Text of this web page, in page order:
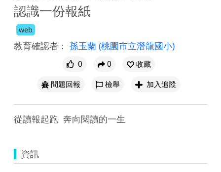
認識一份報紙
web
教育確認者： 孫玉蘭 (桃園市立潛龍國小)
0 0
收藏
問題回報
檢舉 加入追蹤
從讀報起跑  奔向閱讀的一生
資訊